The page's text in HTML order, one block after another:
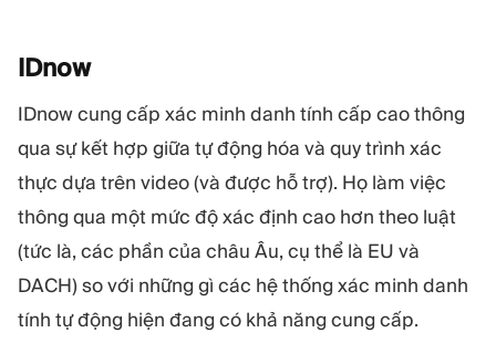
IDnow
IDnow cung cấp xác minh danh tính cấp cao thông
qua sự kết hợp giữa tự động hóa và quy trình xác
thực dựa trên video (và được hỗ trợ). Họ làm việc
thông qua một mức độ xác định cao hơn theo luật
(tức là, các phần của châu Âu, cụ thể là EU và
DACH) so với những gì các hệ thống xác minh danh
tính tự động hiện đang có khả năng cung cấp.